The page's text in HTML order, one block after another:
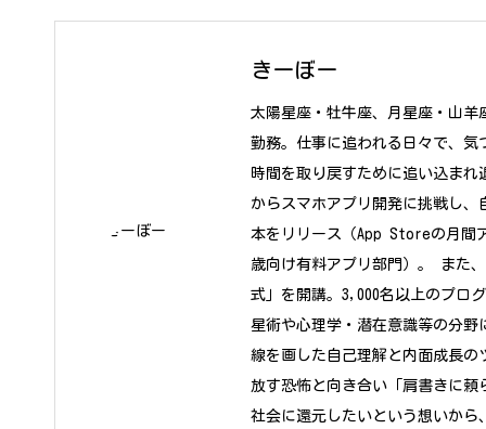
きーぼー
太陽星座・牡牛座、月星座・山羊
勤務。仕事に追われる日々で、
時間を取り戻すために追い込ま
からスマホアプリ開発に挑戦し、
本をリリース（App Storeの月間
歳向け有料アプリ部門）。 また
式」を開講。3,000名以上のプロ
星術や心理学・潜在意識等の分
線を画した自己理解と内面成長
放す恐怖と向き合い「肩書きに
社会に還元したいという想いか